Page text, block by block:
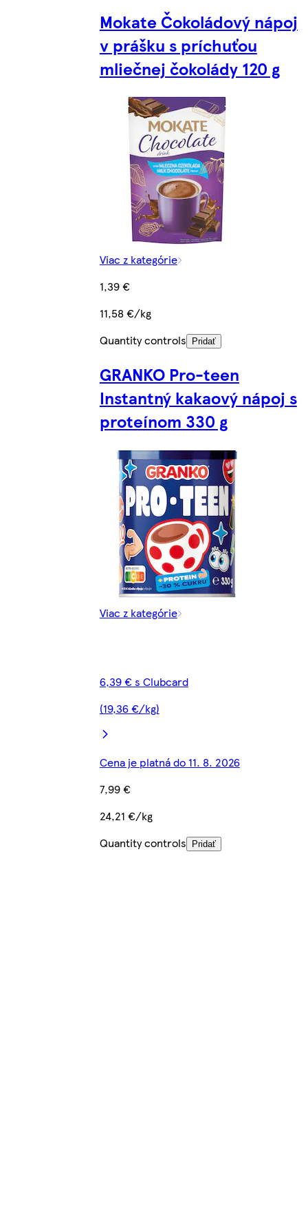
Mokate Čokoládový nápoj
v prášku s príchuťou
mliečnej čokolády 120 g
Viac z kategórie
1,39 €
11,58 €/kg
Quantity controls
Pridať
GRANKO Pro-teen
Instantný kakaový nápoj s
proteínom 330 g
Viac z kategórie
6,39 € s Clubcard
(19,36 €/kg)
Cena je platná do 11. 8. 2026
7,99 €
24,21 €/kg
Quantity controls
Pridať